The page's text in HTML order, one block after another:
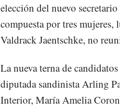
elección del nuevo
compuesta por tres mujeres,
Valdrack Jaentschke, no
La nueva terna de
diputada sandinista Arling
Interior, María Amelia